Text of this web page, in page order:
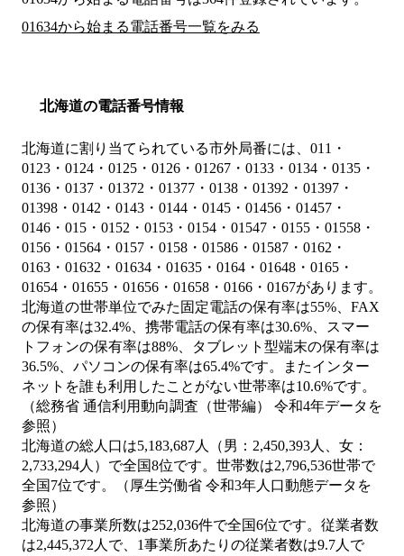
01634から始まる電話番号一覧をみる
北海道の電話番号情報
北海道に割り当てられている市外局番には、011・
0123・0124・0125・0126・01267・0133・0134・0135・
0136・0137・01372・01377・0138・01392・01397・
01398・0142・0143・0144・0145・01456・01457・
0146・015・0152・0153・0154・01547・0155・01558・
0156・01564・0157・0158・01586・01587・0162・
0163・01632・01634・01635・0164・01648・0165・
01654・01655・01656・01658・0166・0167があります。
北海道の世帯単位でみた固定電話の保有率は55%、FAX
の保有率は32.4%、携帯電話の保有率は30.6%、スマー
トフォンの保有率は88%、タブレット型端末の保有率は
36.5%、パソコンの保有率は65.4%です。またインター
ネットを誰も利用したことがない世帯率は10.6%です。
（総務省 通信利用動向調査（世帯編） 令和4年データを
参照）
北海道の総人口は5,183,687人（男：2,450,393人、女：
2,733,294人）で全国8位です。世帯数は2,796,536世帯で
全国7位です。（厚生労働省 令和3年人口動態データを
参照）
北海道の事業所数は252,036件で全国6位です。従業者数
は2,445,372人で、1事業所あたりの従業者数は9.7人で